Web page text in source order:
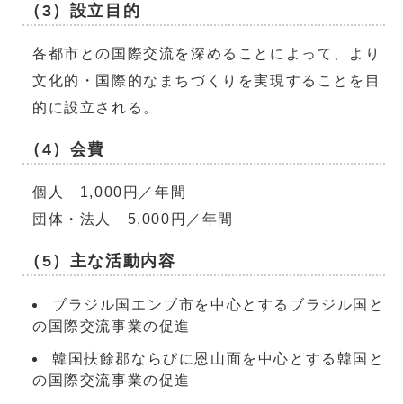
（3）設立目的
各都市との国際交流を深めることによって、より
文化的・国際的なまちづくりを実現することを目
的に設立される。
（4）会費
個人 1,000円／年間
団体・法人 5,000円／年間
（5）主な活動内容
ブラジル国エンブ市を中心とするブラジル国と
の国際交流事業の促進
韓国扶餘郡ならびに恩山面を中心とする韓国と
の国際交流事業の促進